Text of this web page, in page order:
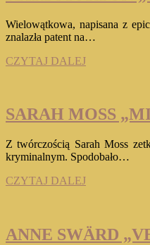
Wielowątkowa, napisana z
znalazła patent na…
CZYTAJ DALEJKATE
JEZIOREM”
SARAH MOSS
Z twórczością Sarah Moss
kryminalnym. Spodobało…
CZYTAJ DALEJSARAH
ANNE SWÄRD